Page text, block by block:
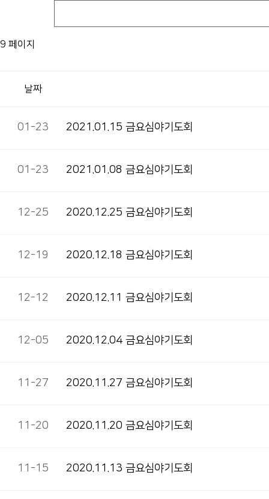
9 페이지
날짜
01-23 2021.01.15 금요심야기도회
01-23 2021.01.08 금요심야기도회
12-25 2020.12.25 금요심야기도회
12-19 2020.12.18 금요심야기도회
12-12 2020.12.11 금요심야기도회
12-05 2020.12.04 금요심야기도회
11-27 2020.11.27 금요심야기도회
11-20 2020.11.20 금요심야기도회
11-15 2020.11.13 금요심야기도회